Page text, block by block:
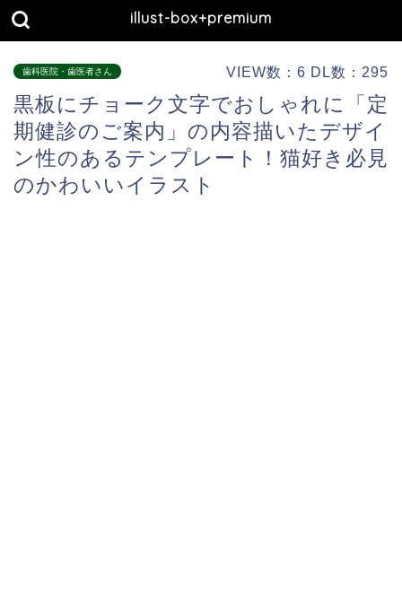
illust-box+premium
歯科医院・歯医者さん VIEW数：6 DL数：295
黒板にチョーク文字でおしゃれに「定
期健診のご案内」の内容描いたデザイ
ン性のあるテンプレート！猫好き必見
のかわいいイラスト